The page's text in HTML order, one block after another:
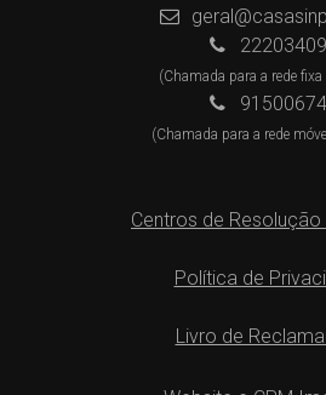
(Chamada para a rede
(Chamada para a rede
Centros de Resolução
Política de
Livro de